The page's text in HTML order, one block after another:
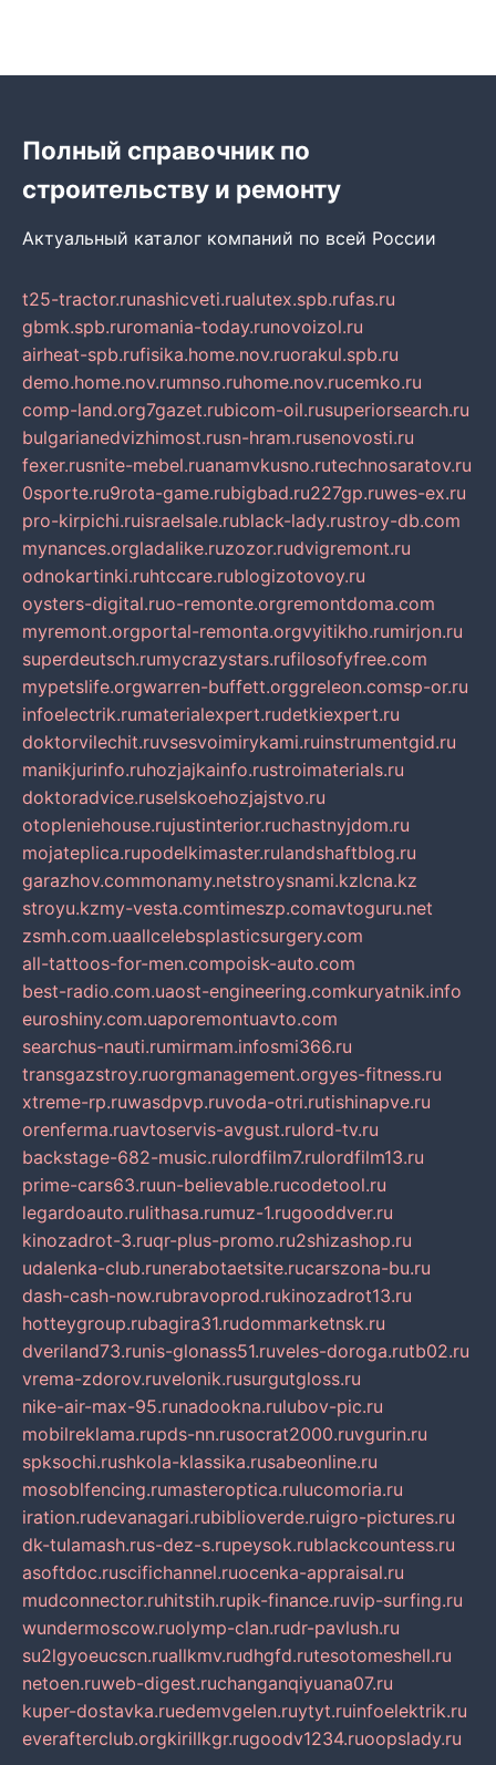
Полный справочник по
строительству и ремонту
Актуальный каталог компаний по всей России
t25-tractor.runashicveti.rualutex.spb.rufas.ru
gbmk.spb.ruromania-today.runovoizol.ru
airheat-spb.rufisika.home.nov.ruorakul.spb.ru
demo.home.nov.rumnso.ruhome.nov.rucemko.ru
comp-land.org7gazet.rubicom-oil.rusuperiorsearch.ru
bulgarianedvizhimost.rusn-hram.rusenovosti.ru
fexer.rusnite-mebel.ruanamvkusno.rutechnosaratov.ru
0sporte.ru9rota-game.rubigbad.ru227gp.ruwes-ex.ru
pro-kirpichi.ruisraelsale.rublack-lady.rustroy-db.com
mynances.orgladalike.ruzozor.rudvigremont.ru
odnokartinki.ruhtccare.rublogizotovoy.ru
oysters-digital.ruo-remonte.orgremontdoma.com
myremont.orgportal-remonta.orgvyitikho.rumirjon.ru
superdeutsch.rumycrazystars.rufilosofyfree.com
mypetslife.orgwarren-buffett.orggreleon.comsp-or.ru
infoelectrik.rumaterialexpert.rudetkiexpert.ru
doktorvilechit.ruvsesvoimirykami.ruinstrumentgid.ru
manikjurinfo.ruhozjajkainfo.rustroimaterials.ru
doktoradvice.ruselskoehozjajstvo.ru
otopleniehouse.rujustinterior.ruchastnyjdom.ru
mojateplica.rupodelkimaster.rulandshaftblog.ru
garazhov.commonamy.netstroysnami.kzlcna.kz
stroyu.kzmy-vesta.comtimeszp.comavtoguru.net
zsmh.com.uaallcelebsplasticsurgery.com
all-tattoos-for-men.compoisk-auto.com
best-radio.com.uaost-engineering.comkuryatnik.info
euroshiny.com.uaporemontuavto.com
searchus-nauti.rumirmam.infosmi366.ru
transgazstroy.ruorgmanagement.orgyes-fitness.ru
xtreme-rp.ruwasdpvp.ruvoda-otri.rutishinapve.ru
orenferma.ruavtoservis-avgust.rulord-tv.ru
backstage-682-music.rulordfilm7.rulordfilm13.ru
prime-cars63.ruun-believable.rucodetool.ru
legardoauto.rulithasa.rumuz-1.rugooddver.ru
kinozadrot-3.ruqr-plus-promo.ru2shizashop.ru
udalenka-club.runerabotaetsite.rucarszona-bu.ru
dash-cash-now.rubravoprod.rukinozadrot13.ru
hotteygroup.rubagira31.rudommarketnsk.ru
dveriland73.runis-glonass51.ruveles-doroga.rutb02.ru
vrema-zdorov.ruvelonik.rusurgutgloss.ru
nike-air-max-95.runadookna.rulubov-pic.ru
mobilreklama.rupds-nn.rusocrat2000.ruvgurin.ru
spksochi.rushkola-klassika.rusabeonline.ru
mosoblfencing.rumasteroptica.rulucomoria.ru
iration.rudevanagari.rubiblioverde.ruigro-pictures.ru
dk-tulamash.rus-dez-s.rupeysok.rublackcountess.ru
asoftdoc.ruscifichannel.ruocenka-appraisal.ru
mudconnector.ruhitstih.rupik-finance.ruvip-surfing.ru
wundermoscow.ruolymp-clan.rudr-pavlush.ru
su2lgyoeucscn.ruallkmv.rudhgfd.rutesotomeshell.ru
netoen.ruweb-digest.ruchanganqiyuana07.ru
kuper-dostavka.ruedemvgelen.ruytyt.ruinfoelektrik.ru
everafterclub.orgkirillkgr.rugoodv1234.ruoopslady.ru